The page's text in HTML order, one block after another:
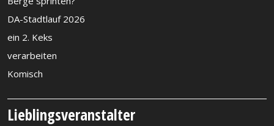
DA-Stadtlauf 2026
ein 2. Keks
verarbeiten
Komisch
Lieblingsveranstalter